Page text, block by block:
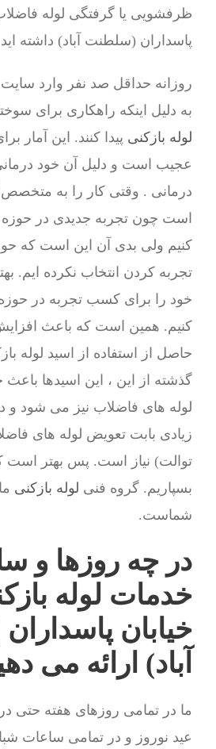
ظرفشویی یا گرفتگی لوله
پاسداران (سلطنت آباد) داشته اید
روزانه حداقل صد نفر وارد
به دلیل اینکه راهکاری برای
لوله بازکنی پیدا کنند. این آمار
عجیب است و دلیل آن خود
درمانی . وقتی کار را به
است چون تجربه جدیدی در
کنیم ولی بدی آن این است که
تجربه کردن انتخاب نکرده ایم.
خود را برای کسب تجربه در
کنیم. همین است که باعث
حاصل از استفاده از اسید لوله
گذشته از این ، این اسیدها
لوله های فاضلاب نیز می شود و
زیادی بابت تعویض لوله های
توالت) نیاز است. پس بهتر است
بسپاریم. گروه فنی لوله بازکنی
شماست.
در چه روزها و
خدمات لوله
خیابان
آباد) ارائه می
ما در تمامی روزهای هفته حتی
عید نوروز و در تمامی ساعات